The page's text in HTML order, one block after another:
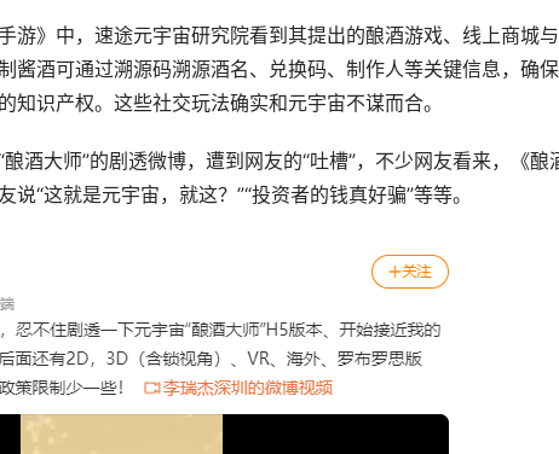
游》中，速途元宇宙研究院看到其提出的酿酒游戏、线上商城
酱酒可通过溯源码溯源酒名、兑换码、制作人等关键信息，确
识产权。这些社交玩法确实和元宇宙不谋而合。
酒大师”的剧透微博，遭到网友的“吐槽”，不少网友看来，《酿
“这就是元宇宙，就这？”“投资者的钱真好骗”等等。